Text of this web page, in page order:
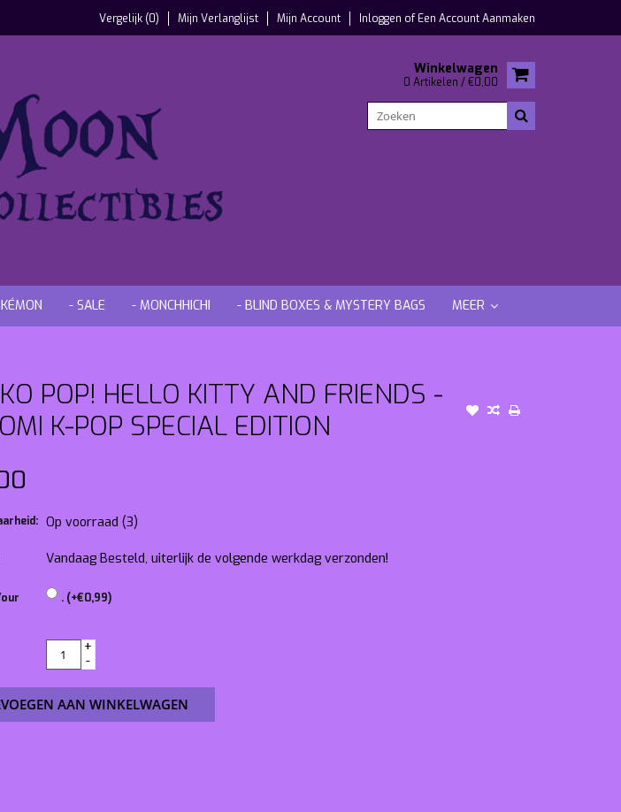
Vergelijk (0) Mijn Verlanglijst Mijn Account Inloggen ofEen Account Aanmaken
Winkelwagen
0 Artikelen / €0,00
- SALE - MONCHHICHI - BLIND BOXES & MYSTERY BAGS MEER
POP! HELLO KITTY AND FRIENDS -
K-POP SPECIAL EDITION
Op voorraad (3)
Vandaag Besteld, uiterlijk de volgende werkdag verzonden!
. (+€0,99)
+
-
AAN WINKELWAGEN